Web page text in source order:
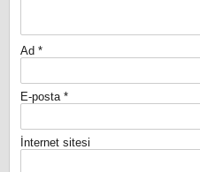
Ad *
E-posta *
İnternet sitesi